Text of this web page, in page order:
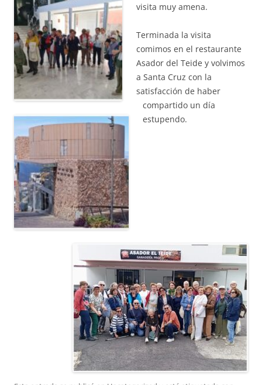
visita muy amena.
Terminada la visita
comimos en el restaurante
Asador del Teide y volvimos
a Santa Cruz con la
satisfacción de haber
compartido un día
estupendo.